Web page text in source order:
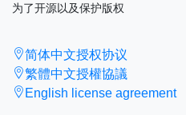
为了开源以及保护版权
简体中文授权协议
繁體中文授權協議
English license agreement